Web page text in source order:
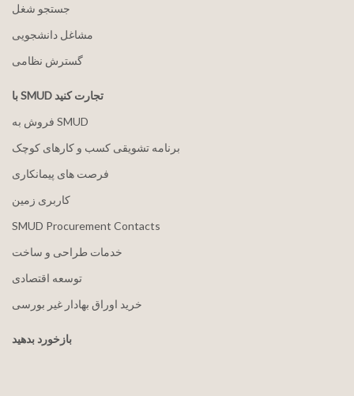
جستجو شغل
مشاغل دانشجویی
گسترش نظامی
با SMUD تجارت کنید
فروش به SMUD
برنامه تشویقی کسب و کارهای کوچک
فرصت های پیمانکاری
کاربری زمین
SMUD Procurement Contacts
خدمات طراحی و ساخت
توسعه اقتصادی
خرید اوراق بهادار غیر بورسی
بازخورد بدهید